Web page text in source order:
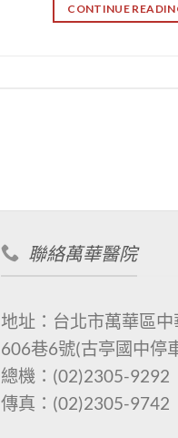
CONTINUE
聯絡萬華醫院
地址：台北市萬華區
606巷6號(古亭國中停
總機： (02)2305-9292
傳真： (02)2305-9742